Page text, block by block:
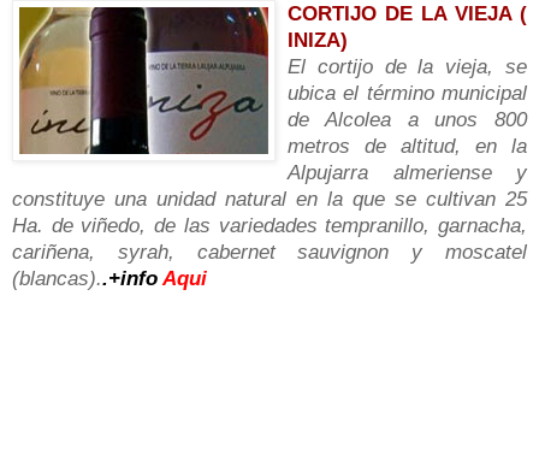
CORTIJO DE LA VIEJA (
INIZA)
El cortijo de la vieja, se
ubica el término municipal
de Alcolea a unos 800
metros de altitud, en la
Alpujarra almeriense y
constituye una unidad natural en la que se cultivan 25
Ha. de viñedo, de las variedades tempranillo, garnacha,
cariñena, syrah, cabernet sauvignon y moscatel
(blancas)..+infoAqui